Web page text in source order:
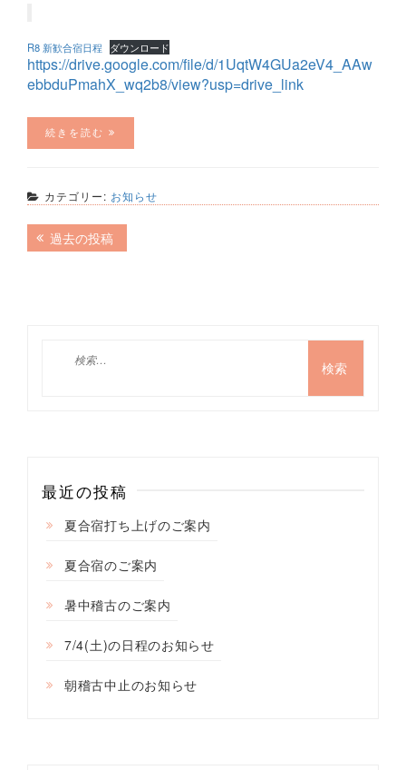
R8 新歓合宿日程 ダウンロード
https://drive.google.com/file/d/1UqtW4GUa2eV4_AAw
ebbduPmahX_wq2b8/view?usp=drive_link
続きを読む
カテゴリー: お知らせ
投
ン
過去の投稿
最近の投稿
夏合宿打ち上げのご案内
夏合宿のご案内
暑中稽古のご案内
7/4(土)の日程のお知らせ
朝稽古中止のお知らせ